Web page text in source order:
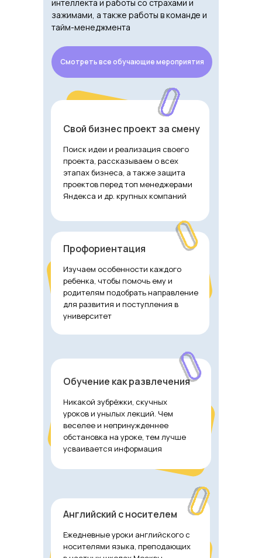
интеллекта и работы со страхами и
зажимами, а также работы в команде и
тайм-менеджмента
Поиск идеи и реализация своего
проекта, рассказываем о всех
этапах бизнеса, а также защита
проектов перед топ менеджерами
Яндекса и др. крупных компаний
Свой бизнес проект за смену
Изучаем особенности каждого
ребенка, чтобы помочь ему и
родителям подобрать направление
для развития и поступления в
университет
Профориентация
Ежедневные уроки английского с
носителями языка, преподающих
Английский с носителем
Никакой зубрёжки, скучных
уроков и унылых лекций. Чем
веселее и непринужденнее
обстановка на уроке, тем лучше
усваивается информация
Обучение как развлечения
Смотреть все обучающие мероприятия